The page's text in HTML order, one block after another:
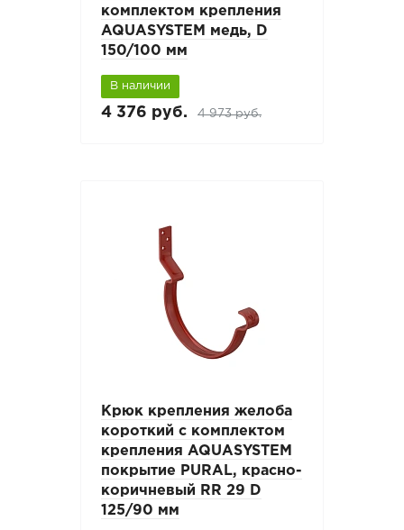
комплектом крепления
AQUASYSTEM медь, D
150/100 мм
В наличии
4 376 руб. 4 973 руб.
Крюк крепления желоба
короткий с комплектом
крепления AQUASYSTEM
покрытие PURAL, красно-
коричневый RR 29 D
125/90 мм